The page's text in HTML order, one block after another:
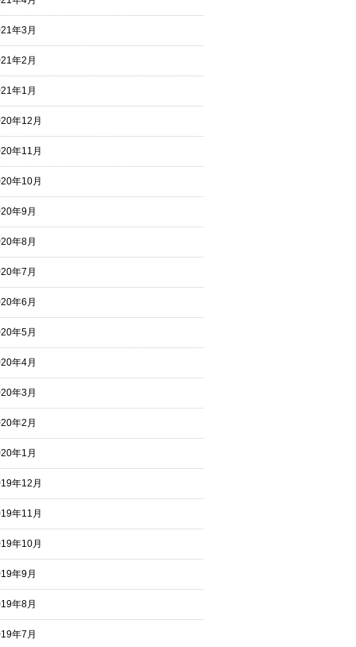
年3月
年2月
年1月
年12月
年11月
年10月
年9月
年8月
年7月
年6月
年5月
年4月
年3月
年2月
年1月
年12月
年11月
年10月
年9月
年8月
年7月